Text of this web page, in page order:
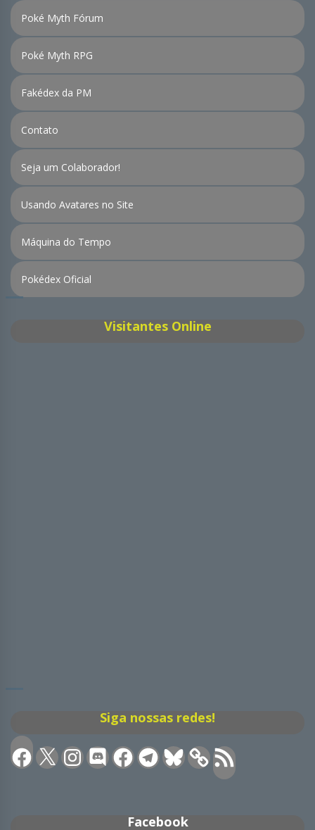
Poké Myth Fórum
Poké Myth RPG
Fakédex da PM
Contato
Seja um Colaborador!
Usando Avatares no Site
Máquina do Tempo
Pokédex Oficial
Visitantes Online
Siga nossas redes!
Facebook
X Instagram
DiscordFacebookTelegramBluesky Feed
RSS
Facebook